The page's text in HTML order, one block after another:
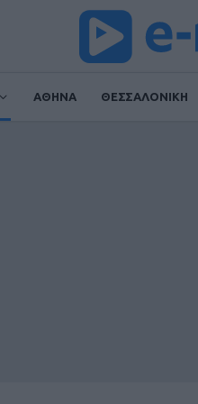
ΑΘΗΝΑ ΘΕΣΣΑΛΟΝΙΚΗ